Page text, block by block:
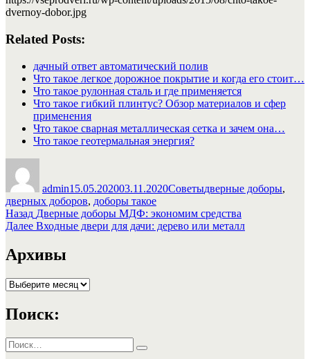
dvernoy-dobor.jpg
Related Posts:
дачный ответ автоматический полив
Что такое легкое дорожное покрытие и когда его стоит…
Что такое рулонная сталь и где применяется
Что такое гибкий плинтус? Обзор материалов и сфер
применения
Что такое сварная металлическая сетка и зачем она…
Что такое геотермальная энергия?
admin15.05.202003.11.2020Советыдверные доборы,
дверных доборов, доборы такое
Навигация
по
записям
Назад Предыдущая
запись:
Дверные доборы МДФ: экономим средства
Далее Следующая
Входные двери для дачи: дерево или металл
Архивы
Архивы
Поиск:
Искать:
Поиск